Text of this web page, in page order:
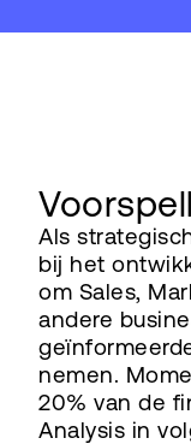
Als
bij het
om Sales,
andere
nemen.
20% van de
Analysis in